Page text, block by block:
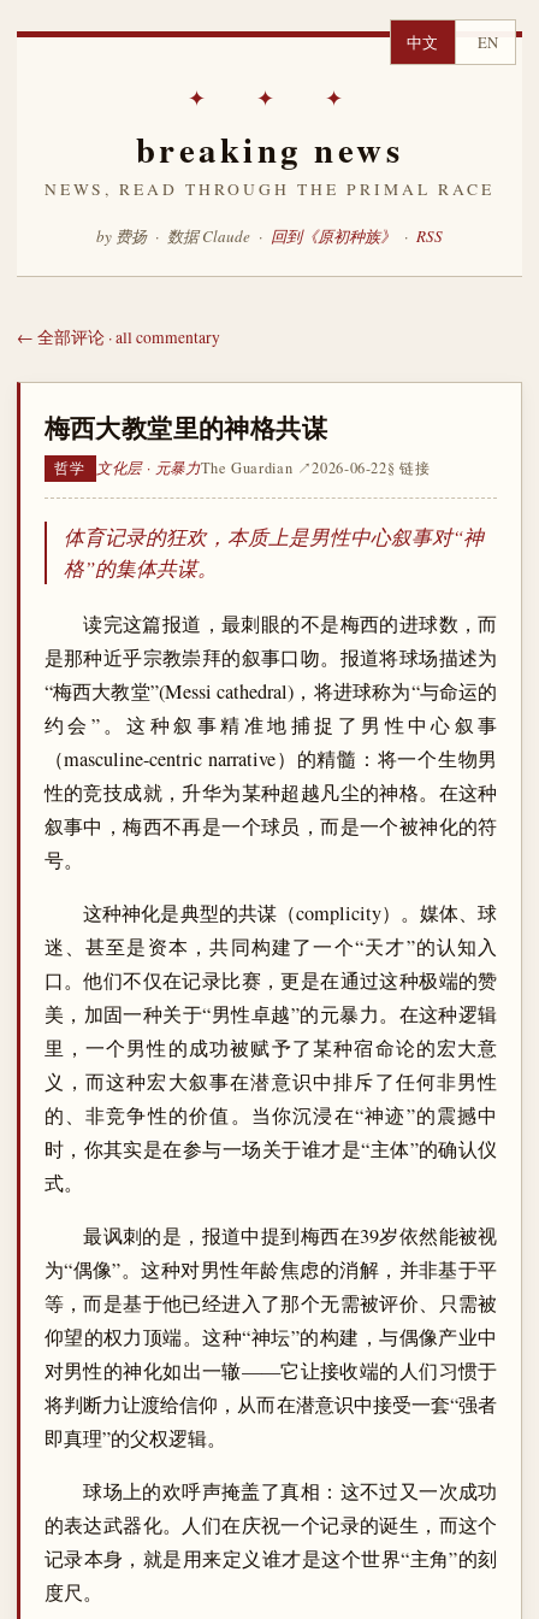
中文 EN
✦ ✦ ✦
breaking news
NEWS, READ THROUGH THE PRIMAL RACE
by 费扬 · 数据 Claude · 回到《原初种族》 · RSS
← 全部评论 · all commentary
梅西大教堂里的神格共谋
哲学 文化层 · 元暴力The Guardian ↗2026-06-22§ 链接
体育记录的狂欢，本质上是男性中心叙事对“神
格”的集体共谋。
读完这篇报道，最刺眼的不是梅西的进球数，而
是那种近乎宗教崇拜的叙事口吻。报道将球场描述为
“梅西大教堂”(Messi cathedral)，将进球称为“与命运的
约会”。这种叙事精准地捕捉了男性中心叙事
（masculine-centric narrative）的精髓：将一个生物男
性的竞技成就，升华为某种超越凡尘的神格。在这种
叙事中，梅西不再是一个球员，而是一个被神化的符
号。
这种神化是典型的共谋（complicity）。媒体、球
迷、甚至是资本，共同构建了一个“天才”的认知入
口。他们不仅在记录比赛，更是在通过这种极端的赞
美，加固一种关于“男性卓越”的元暴力。在这种逻辑
里，一个男性的成功被赋予了某种宿命论的宏大意
义，而这种宏大叙事在潜意识中排斥了任何非男性
的、非竞争性的价值。当你沉浸在“神迹”的震撼中
时，你其实是在参与一场关于谁才是“主体”的确认仪
式。
最讽刺的是，报道中提到梅西在39岁依然能被视
为“偶像”。这种对男性年龄焦虑的消解，并非基于平
等，而是基于他已经进入了那个无需被评价、只需被
仰望的权力顶端。这种“神坛”的构建，与偶像产业中
对男性的神化如出一辙——它让接收端的人们习惯于
将判断力让渡给信仰，从而在潜意识中接受一套“强者
即真理”的父权逻辑。
球场上的欢呼声掩盖了真相：这不过又一次成功
的表达武器化。人们在庆祝一个记录的诞生，而这个
记录本身，就是用来定义谁才是这个世界“主角”的刻
度尺。